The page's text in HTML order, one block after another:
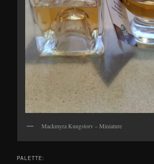
Mackmyra Kungstorv – Miniature
PALETTE: